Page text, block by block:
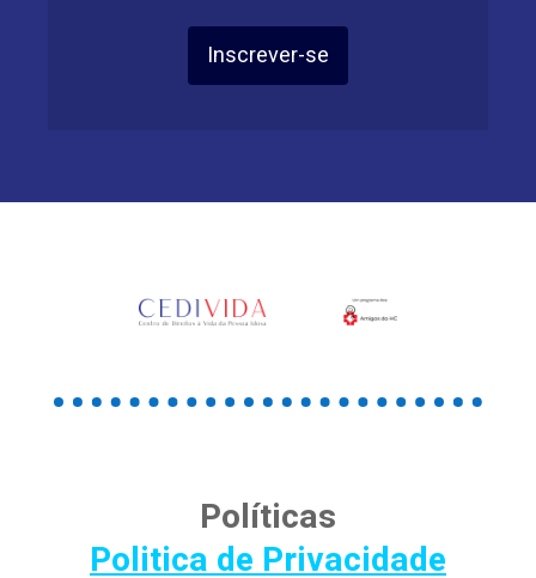
Inscrever-se
Políticas
Politica de Privacidade